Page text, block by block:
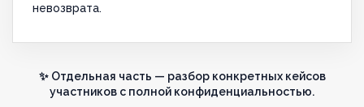
невозврата.
✨ Отдельная часть — разбор конкретных кейсов
участников с полной конфиденциальностью.